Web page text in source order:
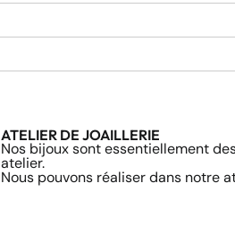
ATELIER DE JOAILLERIE
Nos bijoux sont essentiellement
atelier.
Nous pouvons réaliser dans notre